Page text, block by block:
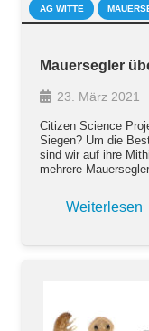
AG WITTE
Mauersegler
23. März 2021
Citizen Science
Siegen? Um die
sind wir auf ihre
mehrere
Weiterlesen